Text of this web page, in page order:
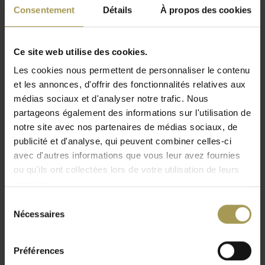
Consentement Détails À propos des cookies
Ce site web utilise des cookies.
Les cookies nous permettent de personnaliser le contenu
et les annonces, d'offrir des fonctionnalités relatives aux
médias sociaux et d'analyser notre trafic. Nous
partageons également des informations sur l'utilisation de
notre site avec nos partenaires de médias sociaux, de
publicité et d'analyse, qui peuvent combiner celles-ci
avec d'autres informations que vous leur avez fournies
ou qu'ils ont collectées lors de votre utilisation de leurs
Nécessaires
Préférences
Roues universelles pour surfaces dures et molles
Livré démonté
Cette chaise de bureau avec ses accoudoirs 4-D réglables est
idéale pour les personnes qui n’aiment pas s’encombrer avec
trop de réglages. La chaise de bureau Ergo 05 est parfaite
pour les bureaux ou postes de travail utilisés par plusieurs
personnes. Pas besoin de toujours régler le siège de bureau :
un ajustement automatique du poids donne une pression
automatique pour arriver au meilleur confort possible pour
chaque personne. En outre, on peut ajuster le siège en
lombaire (réglable), idéal pour soutenir le bas du dos.
dont une avec coussin de siège spécial en mousse.